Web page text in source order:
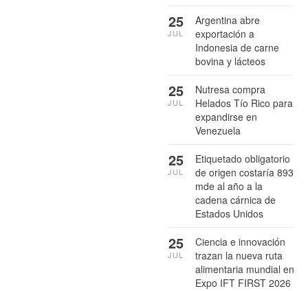
Argentina abre
exportación a
Indonesia de carne
bovina y lácteos
25
JUL
Nutresa compra
Helados Tío Rico para
expandirse en
Venezuela
25
JUL
Etiquetado obligatorio
de origen costaría 893
mde al año a la
cadena cárnica de
Estados Unidos
25
JUL
Ciencia e innovación
trazan la nueva ruta
alimentaria mundial en
Expo IFT FIRST 2026
25
JUL